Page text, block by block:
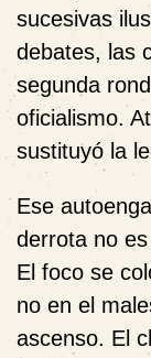
sucesivas
debates, las
segunda
oficialismo.
sustituyó la
Ese
derrota no
El foco se
no en el
ascenso. El